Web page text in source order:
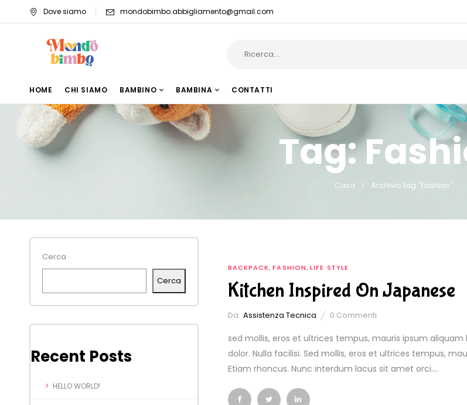
Dove siamo mondobimbo.abbigliamento@gmail.com
HOME CHI SIAMO BAMBINO BAMBINA CONTATTI
Tag:
Casa Archivio tag "Fashion"
Cerca
Cerca
Recent Posts
HELLO WORLD!
BACKPACK,FASHION,LIFE STYLE
Kitchen Inspired On Japanese
Da: Assistenza Tecnica 0 Commenti
sed mollis, eros et ultrices tempus, mauris ipsum
dolor. Nulla facilisi. Sed mollis, eros et ultrices tempus,
Etiam rhoncus. Nunc interdum lacus sit amet orci....